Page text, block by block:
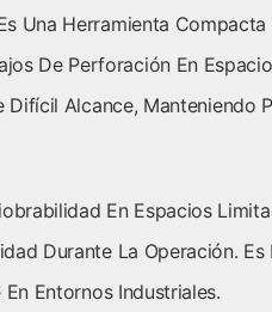
Una Herramienta Compacta
De Perforación En
Alcance, Manteniendo
En Espacios
Durante La Operación. Es
Entornos Industriales.